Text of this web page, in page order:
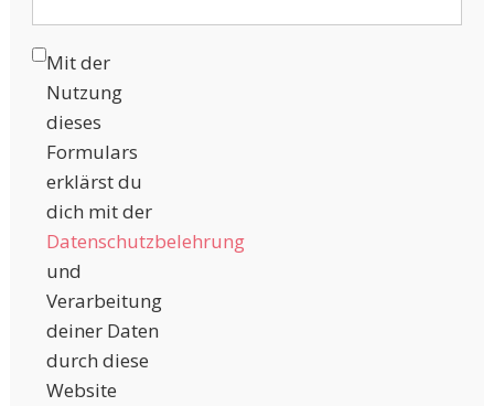
Mit der
Nutzung
dieses
Formulars
erklärst du
dich mit der
Datenschutzbelehrung
und
Verarbeitung
deiner Daten
durch diese
Website